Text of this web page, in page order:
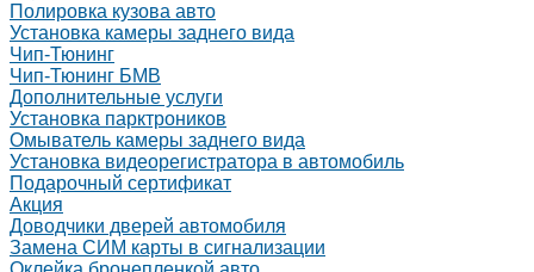
Полировка кузова авто
Установка камеры заднего вида
Чип-Тюнинг
Чип-Тюнинг БМВ
Дополнительные услуги
Установка парктроников
Омыватель камеры заднего вида
Установка видеорегистратора в автомобиль
Подарочный сертификат
Акция
Доводчики дверей автомобиля
Замена СИМ карты в сигнализации